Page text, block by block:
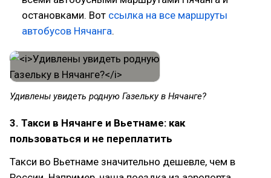
остановками. Вот ссылка на все маршруты
автобусов Нячанга.
Удивлены увидеть родную Газельку в Нячанге?
3. Такси в Нячанге и Вьетнаме: как
пользоваться и не переплатить
Такси во Вьетнаме значительно дешевле, чем в